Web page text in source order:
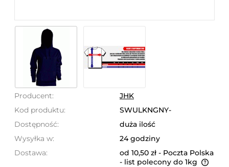
Producent:
JHK
Kod produktu:
SWULKNGNY-
Dostępność:
duża ilość
Wysyłka w:
24 godziny
Dostawa:
od 10,50 zł - Poczta Polska
- list polecony do 1kg